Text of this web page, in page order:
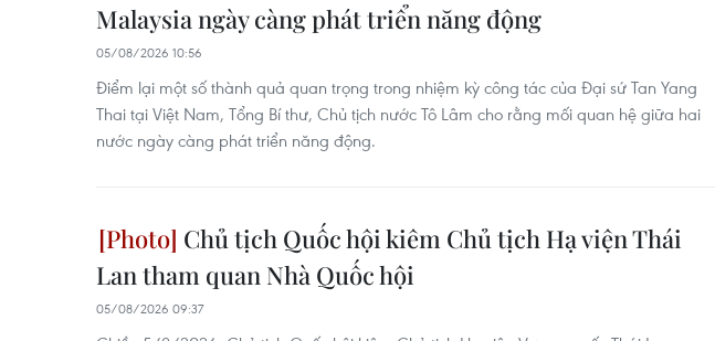
Malaysia ngày càng phát triển năng động
05/08/2026 10:56
Điểm lại một số thành quả quan trọng trong nhiệm kỳ công tác của Đại sứ Tan Yang
Thai tại Việt Nam, Tổng Bí thư, Chủ tịch nước Tô Lâm cho rằng mối quan hệ giữa hai
nước ngày càng phát triển năng động.
Chủ tịch Quốc hội kiêm Chủ tịch Hạ viện Thái
Lan tham quan Nhà Quốc hội
05/08/2026 09:37